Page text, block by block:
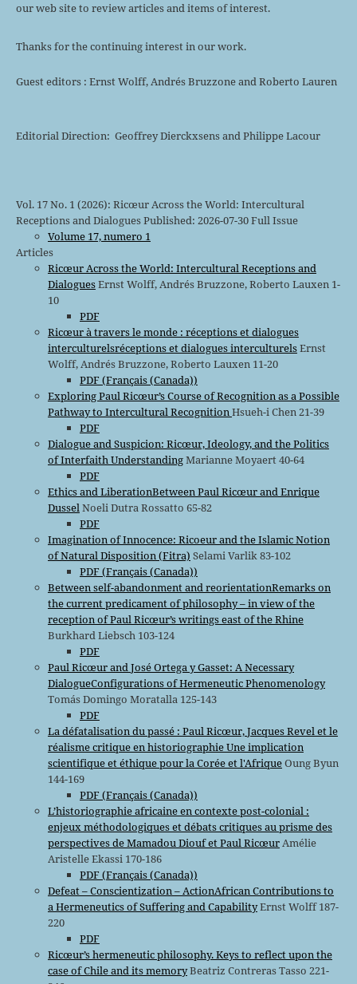
our web site to review articles and items of interest.
Thanks for the continuing interest in our work.
Guest editors : Ernst Wolff, Andrés Bruzzone and Roberto Lauren
Editorial Direction: Geoffrey Dierckxsens and Philippe Lacour
Vol. 17 No. 1 (2026): Ricœur Across the World: Intercultural
Receptions and Dialogues Published: 2026-07-30 Full Issue
Volume 17, numero 1
Articles
Ricœur Across the World: Intercultural Receptions and
DialoguesErnst Wolff, Andrés Bruzzone, Roberto Lauxen 1-
10
PDF
Ricœur à travers le monde : réceptions et dialogues
interculturelsréceptions et dialogues interculturelsErnst
Wolff, Andrés Bruzzone, Roberto Lauxen 11-20
PDF (Français (Canada))
Exploring Paul Ricœur’s Course of Recognition as a Possible
Pathway to Intercultural RecognitionHsueh-i Chen 21-39
PDF
Dialogue and Suspicion: Ricœur, Ideology, and the Politics
of Interfaith UnderstandingMarianne Moyaert 40-64
PDF
Ethics and LiberationBetween Paul Ricœur and Enrique
DusselNoeli Dutra Rossatto 65-82
PDF
Imagination of Innocence: Ricoeur and the Islamic Notion
of Natural Disposition (Fitra) Selami Varlik 83-102
PDF (Français (Canada))
Between self-abandonment and reorientationRemarks on
the current predicament of philosophy – in view of the
reception of Paul Ricœur’s writings east of the Rhine
Burkhard Liebsch 103-124
PDF
Paul Ricœur and José Ortega y Gasset: A Necessary
DialogueConfigurations of Hermeneutic Phenomenology
Tomás Domingo Moratalla 125-143
PDF
La défatalisation du passé : Paul Ricœur, Jacques Revel et le
réalisme critique en historiographie Une implication
scientifique et éthique pour la Corée et l'AfriqueOung Byun
144-169
PDF (Français (Canada))
L’historiographie africaine en contexte post-colonial :
enjeux méthodologiques et débats critiques au prisme des
perspectives de Mamadou Diouf et Paul RicœurAmélie
Aristelle Ekassi 170-186
PDF (Français (Canada))
Defeat – Conscientization – ActionAfrican Contributions to
a Hermeneutics of Suffering and CapabilityErnst Wolff 187-
220
PDF
Ricœur’s hermeneutic philosophy. Keys to reflect upon the
case of Chile and its memoryBeatriz Contreras Tasso 221-